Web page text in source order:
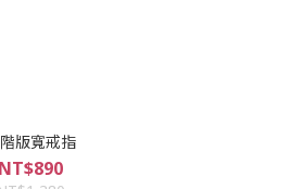
版寬戒指